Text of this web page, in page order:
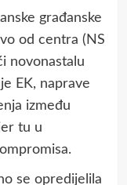
građanske
od centra (NS
novonastalu
EK, naprave
između
tu u
se opredijelila